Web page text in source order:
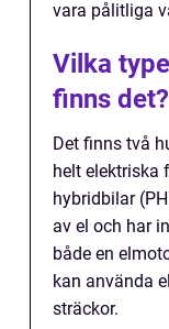
vara pålitliga
Vilka
finns det?
Det finns två
helt elektriska
hybridbilar
av el och har
både en
kan använda
sträckor.